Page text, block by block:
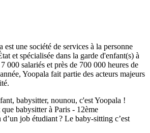
est une société de services à la personne
et spécialisée dans la garde d'enfant(s) à
000 salariés et près de 700 000 heures de
Yoopala fait partie des acteurs majeurs
babysitter, nounou, c'est Yoopala !
babysitter à Paris - 12ème
job étudiant ? Le baby-sitting c’est